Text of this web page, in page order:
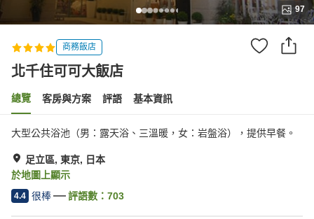
97
商務飯店
北千住可可大飯店
總覽 客房與方案 評語 基本資訊
大型公共浴池（男：露天浴、三溫暖，女：岩盤浴），提供早餐。
足立區, 東京, 日本
於地圖上顯示
4.4 很棒 評語數： 703